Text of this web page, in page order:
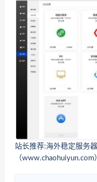
站长推荐:海外稳定服务
（